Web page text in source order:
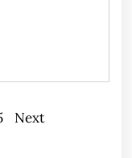
Next